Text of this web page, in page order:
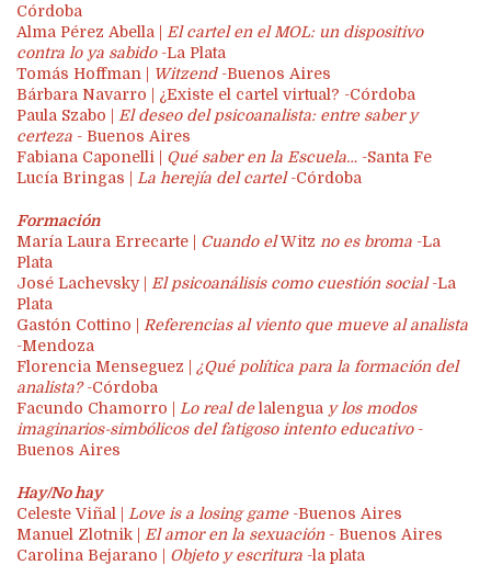
Córdoba
Alma Pérez Abella | El cartel en el MOL: un dispositivo
contra lo ya sabido-La Plata
Tomás Hoffman | Witzend-Buenos Aires
Bárbara Navarro | ¿Existe el cartel virtual? -Córdoba
Paula Szabo | El deseo del psicoanalista: entre saber y
certeza - Buenos Aires
Fabiana Caponelli | Qué saber en la Escuela… -Santa Fe
Lucía Bringas | La herejía del cartel-Córdoba
Formación
María Laura Errecarte | Cuando elWitz no es broma -La
Plata
José Lachevsky | El psicoanálisis como cuestión social-La
Plata
Gastón Cottino | Referencias al viento que mueve al analista
-Mendoza
Florencia Menseguez | ¿Qué política para la formación del
analista?-Córdoba
Facundo Chamorro | Lo real delalengua y los modos
imaginarios-simbólicos del fatigoso intento educativo-
Buenos Aires
Hay/No hay
Celeste Viñal | Love is a losing game-Buenos Aires
Manuel Zlotnik | El amor en la sexuación - Buenos Aires
Carolina Bejarano | Objeto y escritura -la plata